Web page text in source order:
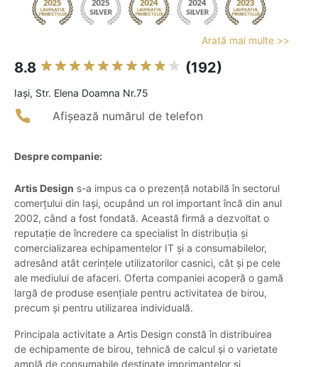
Arată mai multe >>
8.8 (192)
Iaşi, Str. Elena Doamna Nr.75
Afișează numărul de telefon
Despre companie:
Artis Design s-a impus ca o prezență notabilă în sectorul
comerțului din Iași, ocupând un rol important încă din anul
2002, când a fost fondată. Această firmă a dezvoltat o
reputație de încredere ca specialist în distribuția și
comercializarea echipamentelor IT și a consumabilelor,
adresând atât cerințele utilizatorilor casnici, cât și pe cele
ale mediului de afaceri. Oferta companiei acoperă o gamă
largă de produse esențiale pentru activitatea de birou,
precum și pentru utilizarea individuală.
Principala activitate a Artis Design constă în distribuirea
de echipamente de birou, tehnică de calcul și o varietate
amplă de consumabile destinate imprimantelor și